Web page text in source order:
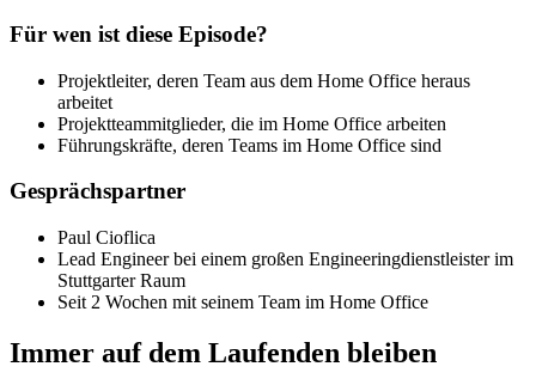
Für wen ist diese Episode?
Projektleiter, deren Team aus dem Home Office heraus
arbeitet
Projektteammitglieder, die im Home Office arbeiten
Führungskräfte, deren Teams im Home Office sind
Gesprächspartner
Paul Cioflica
Lead Engineer bei einem großen Engineeringdienstleister im
Stuttgarter Raum
Seit 2 Wochen mit seinem Team im Home Office
Immer auf dem Laufenden bleiben